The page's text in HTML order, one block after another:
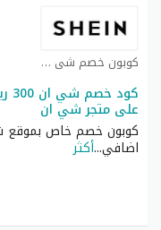
كوبون خصم شي ان كوبون
على متجر شي ان
كوبون خصم خاص
اضافي...أكثر